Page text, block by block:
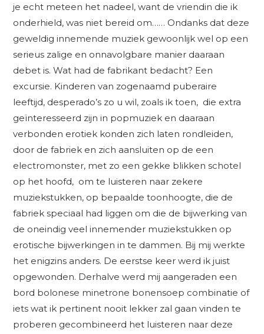
je echt meteen het nadeel, want de vriendin die ik
onderhield, was niet bereid om…… Ondanks dat deze
geweldig innemende muziek gewoonlijk wel op een
serieus zalige en onnavolgbare manier daaraan
debet is. Wat had de fabrikant bedacht? Een
excursie. Kinderen van zogenaamd puberaire
leeftijd, desperado’s zo u wil, zoals ik toen, die extra
geïnteresseerd zijn in popmuziek en daaraan
verbonden erotiek konden zich laten rondleiden,
door de fabriek en zich aansluiten op de een
electromonster, met zo een gekke blikken schotel
op het hoofd, om te luisteren naar zekere
muziekstukken, op bepaalde toonhoogte, die de
fabriek speciaal had liggen om die de bijwerking van
de oneindig veel innemender muziekstukken op
erotische bijwerkingen in te dammen. Bij mij werkte
het enigzins anders. De eerstse keer werd ik juist
opgewonden. Derhalve werd mij aangeraden een
bord bolonese minetrone bonensoep combinatie of
iets wat ik pertinent nooit lekker zal gaan vinden te
proberen gecombineerd het luisteren naar deze